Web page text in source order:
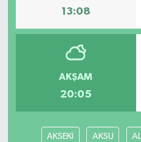
13:08
AKŞAM
20:05
AKSEKİ AKSU